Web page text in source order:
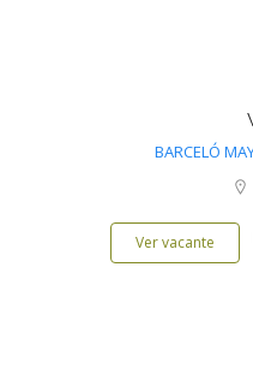
BARCELÓ
Ver vacante